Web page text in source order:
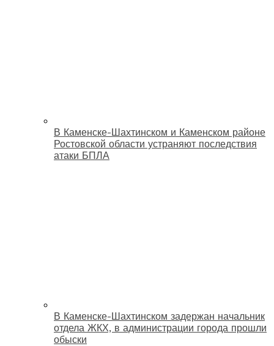
В Каменске-Шахтинском и Каменском районе
Ростовской области устраняют последствия
атаки БПЛА
В Каменске-Шахтинском задержан начальник
отдела ЖКХ, в администрации города прошли
обыски